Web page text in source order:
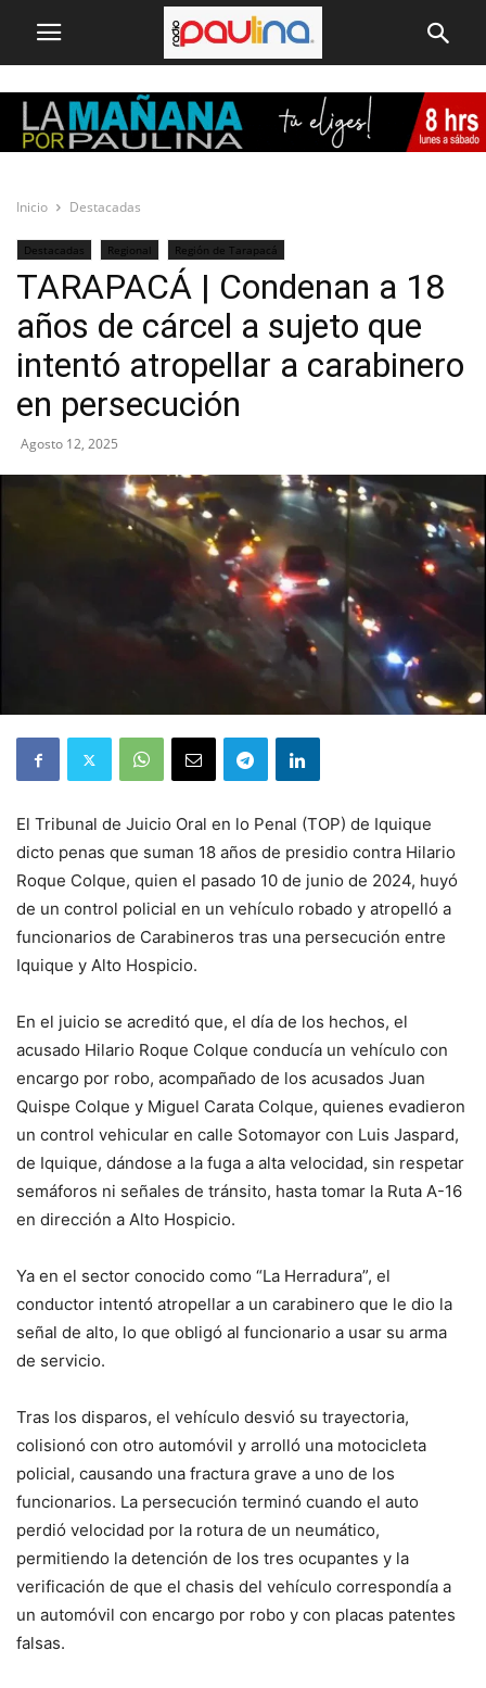
Inicio Destacadas
Destacadas Regional Región de Tarapacá
TARAPACÁ | Condenan a 18
años de cárcel a sujeto que
intentó atropellar a carabinero
en persecución
Agosto 12, 2025
El Tribunal de Juicio Oral en lo Penal (TOP) de Iquique
dicto penas que suman 18 años de presidio contra Hilario
Roque Colque, quien el pasado 10 de junio de 2024, huyó
de un control policial en un vehículo robado y atropelló a
funcionarios de Carabineros tras una persecución entre
Iquique y Alto Hospicio.
En el juicio se acreditó que, el día de los hechos, el
acusado Hilario Roque Colque conducía un vehículo con
encargo por robo, acompañado de los acusados Juan
Quispe Colque y Miguel Carata Colque, quienes evadieron
un control vehicular en calle Sotomayor con Luis Jaspard,
de Iquique, dándose a la fuga a alta velocidad, sin respetar
semáforos ni señales de tránsito, hasta tomar la Ruta A-16
en dirección a Alto Hospicio.
Ya en el sector conocido como “La Herradura”, el
conductor intentó atropellar a un carabinero que le dio la
señal de alto, lo que obligó al funcionario a usar su arma
de servicio.
Tras los disparos, el vehículo desvió su trayectoria,
colisionó con otro automóvil y arrolló una motocicleta
policial, causando una fractura grave a uno de los
funcionarios. La persecución terminó cuando el auto
perdió velocidad por la rotura de un neumático,
permitiendo la detención de los tres ocupantes y la
verificación de que el chasis del vehículo correspondía a
un automóvil con encargo por robo y con placas patentes
falsas.